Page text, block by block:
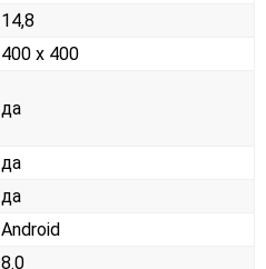
14,8
400 x 400
да
да
да
Android
8.0